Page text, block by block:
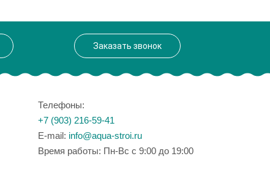
Заказать звонок
Телефоны:
+7 (903) 216-59-41
E-mail: info@aqua-stroi.ru
Время работы: Пн-Вс с 9:00 до 19:00